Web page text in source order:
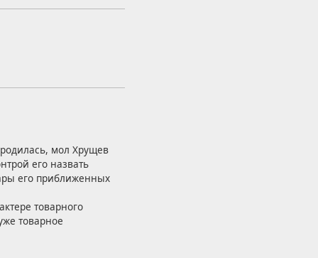
мол Хрущев
его назвать
его приближенных
товарного
товарное